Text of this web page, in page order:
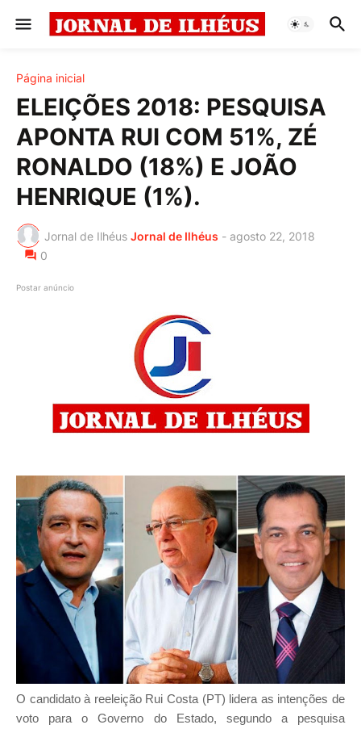
Página inicial
ELEIÇÕES 2018: PESQUISA
APONTA RUI COM 51%, ZÉ
RONALDO (18%) E JOÃO
HENRIQUE (1%).
Jornal de Ilhéus Jornal de Ilhéus - agosto 22, 2018
0
Postar anúncio
O candidato à reeleição Rui Costa (PT) lidera as intenções de
voto para o Governo do Estado, segundo a pesquisa